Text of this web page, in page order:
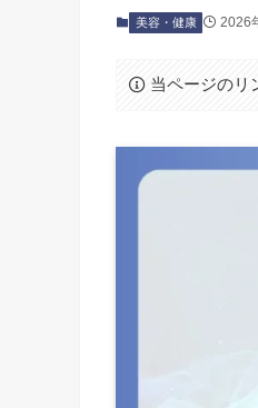
美容・健康 2026
当ページのリ